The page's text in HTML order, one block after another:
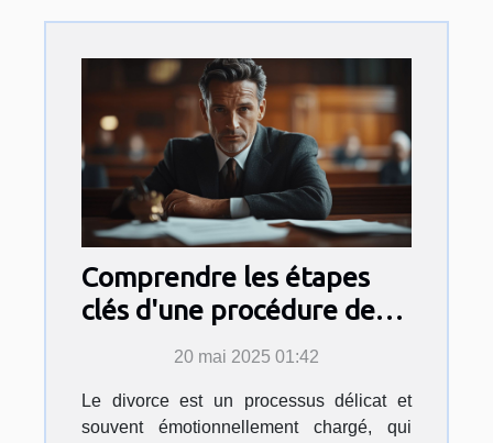
Comprendre les étapes
clés d'une procédure de
20 mai 2025 01:42
Le divorce est un processus délicat et
souvent émotionnellement chargé, qui